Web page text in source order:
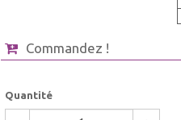
Commandez !
Quantité